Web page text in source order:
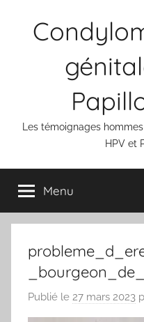
Les témoignages
HPV et
Menu
Publié le 27 mars 2023